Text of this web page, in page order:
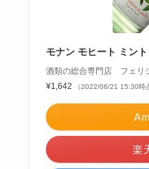
モナン モヒート ミン
酒類の総合専門店 フェリ
¥1,642
（2022/06/21 15:30時
楽